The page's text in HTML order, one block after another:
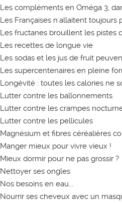
Les compléments en Oméga 3,
Les Françaises n'allaitent toujours
Les fructanes brouillent les pistes
Les recettes de longue vie
Les sodas et les jus de fruit
Les supercentenaires en pleine
Longévité : toutes les calories ne
Lutter contre les ballonnements
Lutter contre les crampes
Lutter contre les pellicules
Magnésium et fibres céréalières
Manger mieux pour vivre vieux !
Mieux dormir pour ne pas grossir ?
Nettoyer ses ongles
Nos besoins en eau...
Nourrir ses cheveux avec un